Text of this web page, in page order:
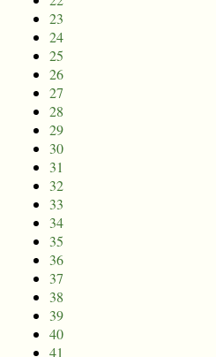
23
24
25
26
27
28
29
30
31
32
33
34
35
36
37
38
39
40
41